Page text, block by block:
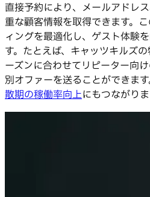
直接予約により、メールアドレ
重な顧客情報を取得できます。
ィングを最適化し、ゲスト体験
す。たとえば、キャッツキルズ
ーズンに合わせてリピーター向
別オファーを送ることができます
散期の稼働率向上にもつながりま